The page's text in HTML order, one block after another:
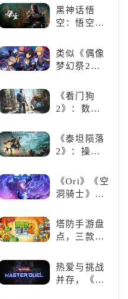
荐：体验沉
浸式解谜，
黑神话悟
空：悟空携
来，游戏界
的东方巨
兽，引爆全
类似《偶像
梦幻祭2》
游推荐：完
美还原偶像
像团
《看门狗
2》：数字
狂欢
《泰坦陨落
2》：操控
未来战场；
跑酷突袭，
《Ori》《空
洞骑士》
胞》横向对
比，不知道
塔防手游盘
点，三款不
防佳作
热爱与挑战
并存，《游